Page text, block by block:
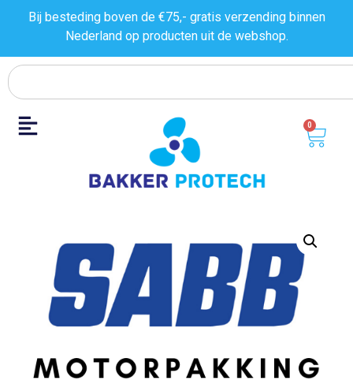
Bij besteding boven de €75,- gratis verzending binnen
Nederland op producten uit de webshop.
0